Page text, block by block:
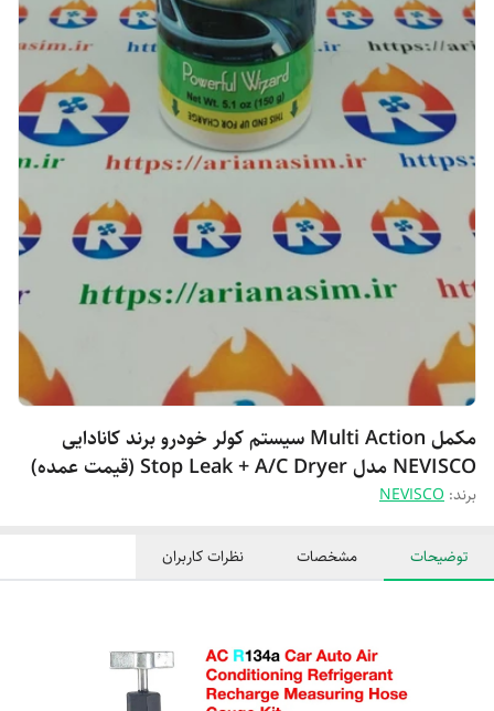
مکمل Multi Action سیستم کولر خودرو برند کانادایی
NEVISCO مدل Stop Leak + A/C Dryer (قیمت عمده)
برند: NEVISCO
توضیحات مشخصات نظرات کاربران